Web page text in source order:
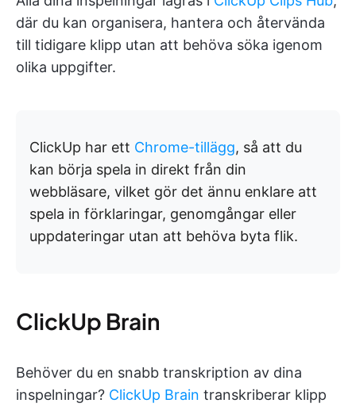
där du kan organisera, hantera och återvända
till tidigare klipp utan att behöva söka igenom
olika uppgifter.
ClickUp har ett Chrome-tillägg, så att du
kan börja spela in direkt från din
webbläsare, vilket gör det ännu enklare att
spela in förklaringar, genomgångar eller
uppdateringar utan att behöva byta flik.
ClickUp Brain
Behöver du en snabb transkription av dina
inspelningar? ClickUp Brain transkriberar klipp